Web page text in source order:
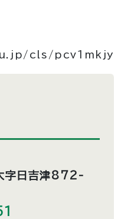
cls/pcv1mkjy
字日吉津872-